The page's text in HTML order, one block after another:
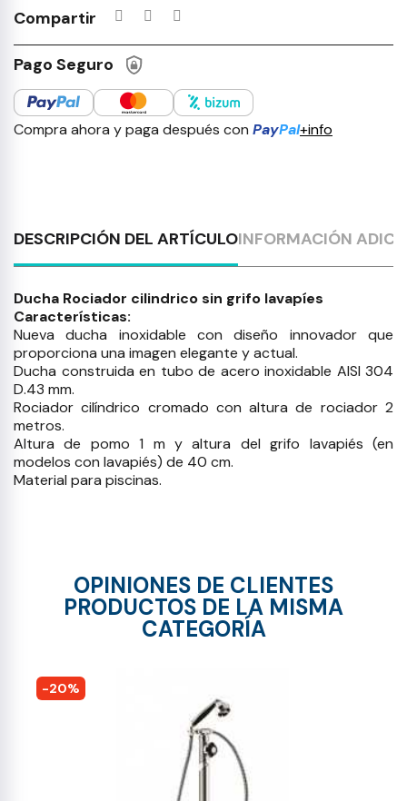
Compartir
Pago Seguro
Compra ahora y paga después con PayPal+info
DESCRIPCIÓN DEL ARTÍCULOINFORMACIÓN
Ducha Rociador cilindrico sin grifo lavapíes
Características:
Nueva ducha inoxidable con diseño innovador que
proporciona una imagen elegante y actual.
Ducha construida en tubo de acero inoxidable AISI 304
D.43 mm.
Rociador cilíndrico cromado con altura de rociador 2
metros.
Altura de pomo 1 m y altura del grifo lavapiés (en
modelos con lavapiés) de 40 cm.
Material para piscinas.
OPINIONES DE CLIENTES
PRODUCTOS DE LA MISMA
CATEGORÍA
-20%